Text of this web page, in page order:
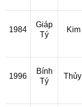
1984
Giáp
Tý
Kim
1996
Bính
Tý
Thủy